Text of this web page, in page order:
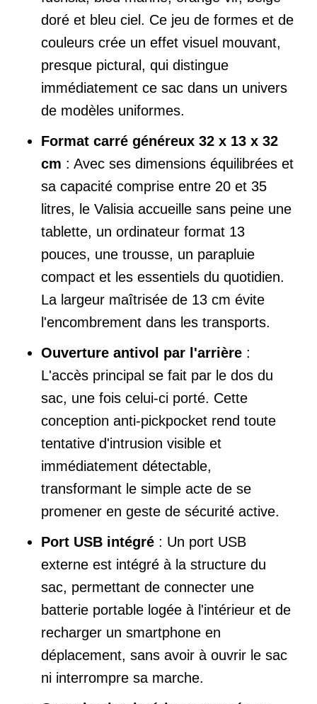
doré et bleu ciel. Ce jeu de formes et de
couleurs crée un effet visuel mouvant,
presque pictural, qui distingue
immédiatement ce sac dans un univers
de modèles uniformes.
Format carré généreux 32 x 13 x 32
cm : Avec ses dimensions équilibrées et
sa capacité comprise entre 20 et 35
litres, le Valisia accueille sans peine une
tablette, un ordinateur format 13
pouces, une trousse, un parapluie
compact et les essentiels du quotidien.
La largeur maîtrisée de 13 cm évite
l'encombrement dans les transports.
Ouverture antivol par l'arrière :
L'accès principal se fait par le dos du
sac, une fois celui-ci porté. Cette
conception anti-pickpocket rend toute
tentative d'intrusion visible et
immédiatement détectable,
transformant le simple acte de se
promener en geste de sécurité active.
Port USB intégré : Un port USB
externe est intégré à la structure du
sac, permettant de connecter une
batterie portable logée à l'intérieur et de
recharger un smartphone en
déplacement, sans avoir à ouvrir le sac
ni interrompre sa marche.